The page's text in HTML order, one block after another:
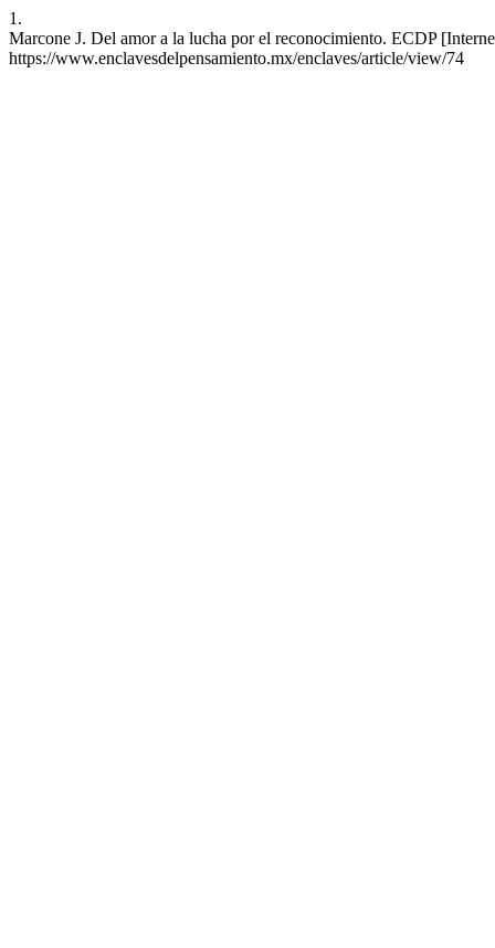
1.
Marcone J. Del amor a la lucha por el reconocimiento. ECDP
https://www.enclavesdelpensamiento.mx/enclaves/article/view/74